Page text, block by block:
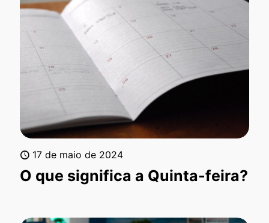
17 de maio de 2024
O que significa a Quinta-feira?